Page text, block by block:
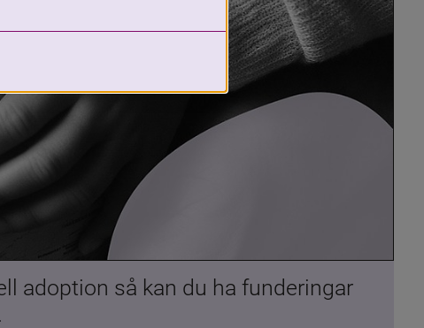
adoption så kan du ha funderingar